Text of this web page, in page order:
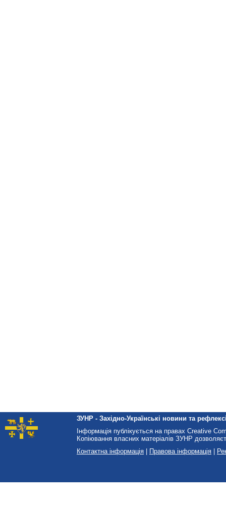
ЗУНР - Західно-Українські новини та
Інформація публікується на правах Creative
Копіювання власних матеріалів ЗУНР
Контактна інформація
Правова інформація